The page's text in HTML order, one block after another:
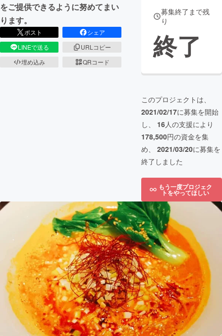
をご提供できるように努めてまい
ります。
ポスト
シェア
LINEで送る
URLコピー
埋め込み
QRコード
募集終了まで残
り
終了
このプロジェクトは、
2021/02/17に募集を開始
し、 16人の支援により
178,500円の資金を集
め、 2021/03/20に募集を
終了しました
もう一度プロジェク
トをやってほしい